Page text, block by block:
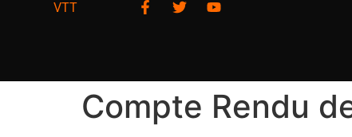
VTT
Compte Rendu